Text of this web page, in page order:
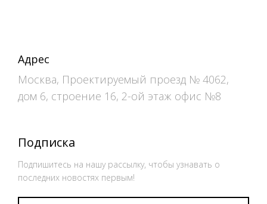
Адрес
Москва, Проектируемый проезд № 4062,
дом 6, строение 16, 2-ой этаж офис №8
Подписка
Подпишитесь на нашу рассылку, чтобы узнавать о
последних новостях первым!